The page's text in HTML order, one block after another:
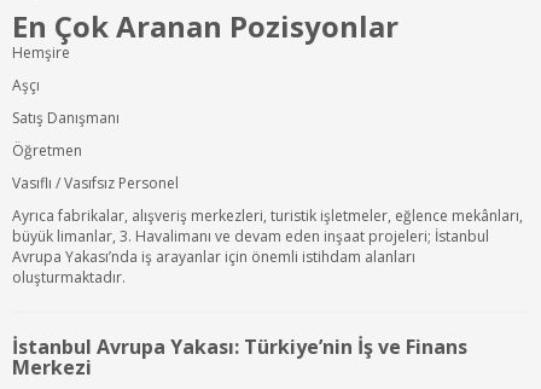
En Çok Aranan Pozisyonlar
Hemşire
Aşçı
Satış Danışmanı
Öğretmen
Vasıflı / Vasıfsız Personel
Ayrıca fabrikalar, alışveriş merkezleri, turistik işletmeler, eğlence mekânları,
büyük limanlar, 3. Havalimanı ve devam eden inşaat projeleri; İstanbul
Avrupa Yakası’nda iş arayanlar için önemli istihdam alanları
oluşturmaktadır.
İstanbul Avrupa Yakası: Türkiye’nin İş ve Finans
Merkezi